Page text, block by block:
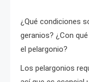
¿Qué condiciones
geranios? ¿Con
el pelargonio?
Los pelargonios